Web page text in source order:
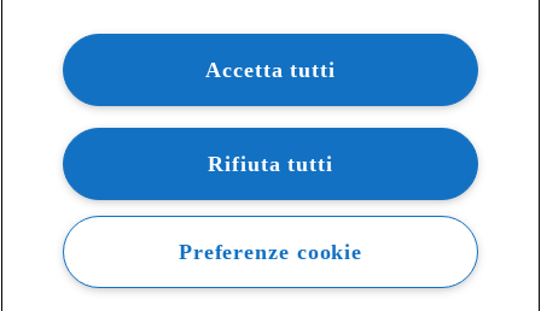
Contatti e recapiti
my.zanichelli.it
Filiali e agenzie
Acquisti: informazioni precontrattuali
Area stampa
Privacy
Accetta tutti
Rifiuta tutti
Preferenze cookie